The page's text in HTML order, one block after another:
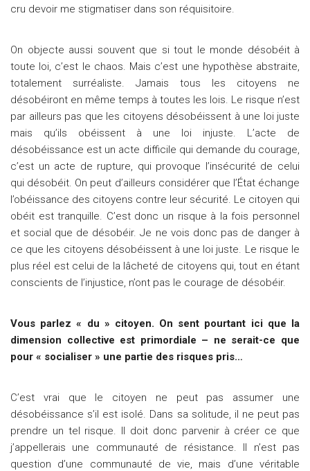
cru devoir me stigmatiser dans son réquisitoire.
On objecte aussi souvent que si tout le monde désobéit à
toute loi, c’est le chaos. Mais c’est une hypothèse abstraite,
totalement surréaliste. Jamais tous les citoyens ne
désobéiront en même temps à toutes les lois. Le risque n’est
par ailleurs pas que les citoyens désobéissent à une loi juste
mais qu’ils obéissent à une loi injuste. L’acte de
désobéissance est un acte difficile qui demande du courage,
c’est un acte de rupture, qui provoque l’insécurité de celui
qui désobéit. On peut d’ailleurs considérer que l’État échange
l’obéissance des citoyens contre leur sécurité. Le citoyen qui
obéit est tranquille. C’est donc un risque à la fois personnel
et social que de désobéir. Je ne vois donc pas de danger à
ce que les citoyens désobéissent à une loi juste. Le risque le
plus réel est celui de la lâcheté de citoyens qui, tout en étant
conscients de l’injustice, n’ont pas le courage de désobéir.
Vous parlez « du » citoyen. On sent pourtant ici que la
dimension collective est primordiale – ne serait-ce que
pour « socialiser » une partie des risques pris…
C’est vrai que le citoyen ne peut pas assumer une
désobéissance s’il est isolé. Dans sa solitude, il ne peut pas
prendre un tel risque. Il doit donc parvenir à créer ce que
j’appellerais une communauté de résistance. Il n’est pas
question d’une communauté de vie, mais d’une véritable